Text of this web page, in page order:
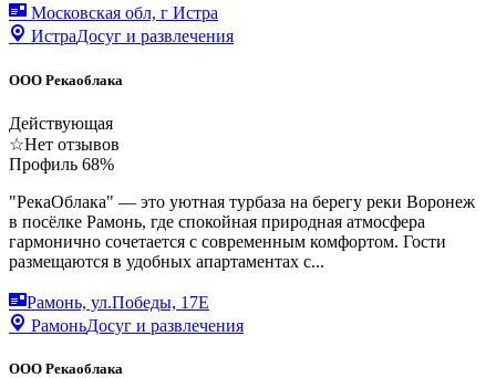
Московская обл, г Истра
ИстраДосуг и развлечения
ООО Рекаоблака
Действующая
☆Нет отзывов
Профиль 68%
"РекаОблака" — это уютная турбаза на берегу реки Воронеж
в посёлке Рамонь, где спокойная природная атмосфера
гармонично сочетается с современным комфортом. Гости
размещаются в удобных апартаментах с...
Рамонь, ул.Победы, 17Е
РамоньДосуг и развлечения
ООО Рекаоблака